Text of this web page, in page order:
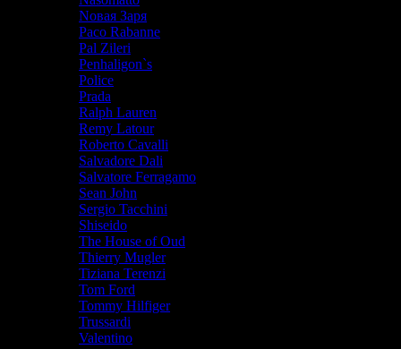
Nовая Заря
Paco Rabanne
Pal Zileri
Penhaligon`s
Police
Prada
Ralph Lauren
Remy Latour
Roberto Cavalli
Salvadore Dali
Salvatore Ferragamo
Sean John
Sergio Tacchini
Shiseido
The House of Oud
Thierry Mugler
Tiziana Terenzi
Tom Ford
Tommy Hilfiger
Trussardi
Valentino